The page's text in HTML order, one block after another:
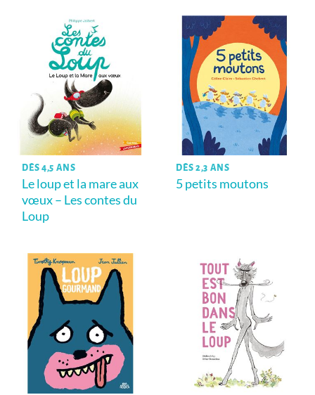
DÈS 4,5 ANS
Le loup et la mare aux
vœux – Les contes du
Loup
DÈS 2,3 ANS
5 petits moutons